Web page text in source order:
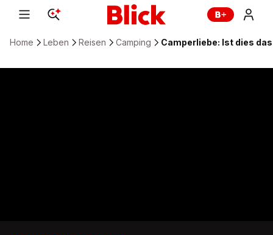
Home Leben Reisen Camping Camperliebe: Ist dies